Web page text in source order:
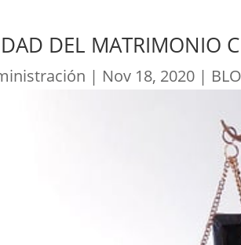
DEL MATRIMONIO
| Nov 18, 2020 |